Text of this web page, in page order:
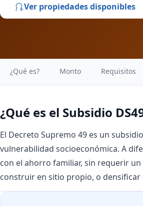
Ver propiedades disponibles
¿Qué es? Monto Requisitos
¿Qué es el Subsidio
El Decreto Supremo 49 es un
vulnerabilidad socioeconómica. A
con el ahorro familiar, sin requerir
construir en sitio propio, o